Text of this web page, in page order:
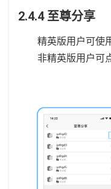
2.4.4 至尊分享
精英版用户可使用
非精英版用户可点